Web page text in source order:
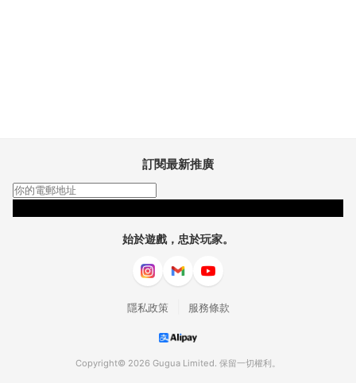
始於遊戲，忠於玩家。
隱私政策 服務條款
Copyright© 2026 Gugua Limited. 保留一切權利。
訂閱最新推廣